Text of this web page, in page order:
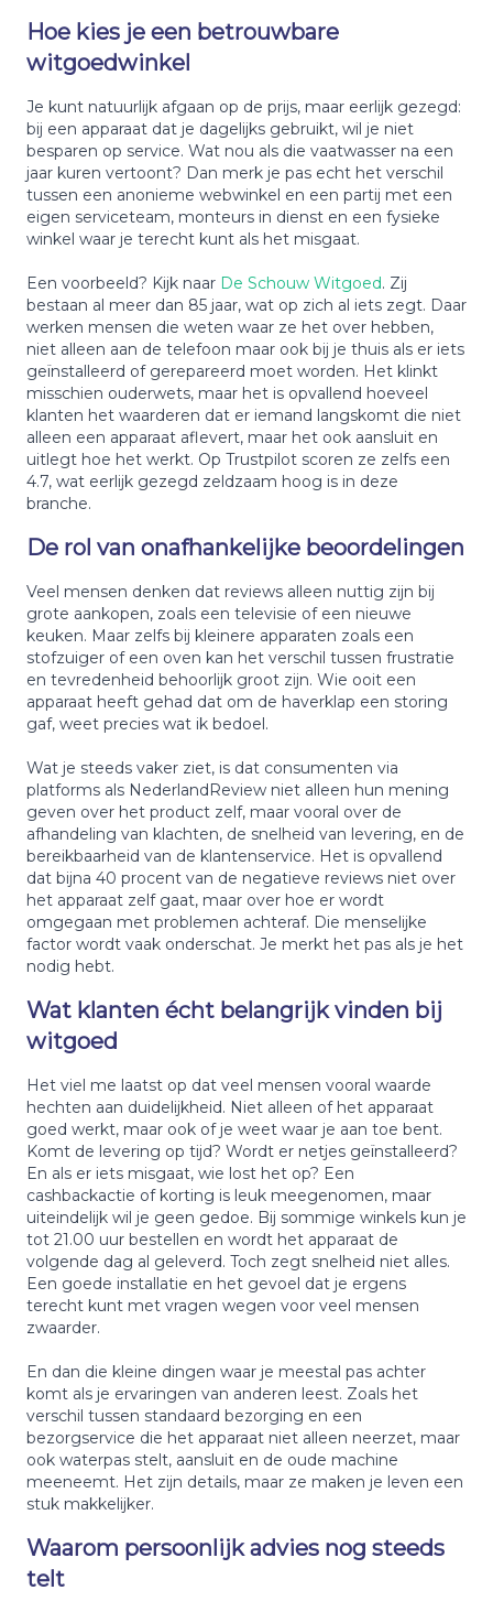
Hoe kies je een betrouwbare
witgoedwinkel
Je kunt natuurlijk afgaan op de prijs, maar eerlijk gezegd:
bij een apparaat dat je dagelijks gebruikt, wil je niet
besparen op service. Wat nou als die vaatwasser na een
jaar kuren vertoont? Dan merk je pas echt het verschil
tussen een anonieme webwinkel en een partij met een
eigen serviceteam, monteurs in dienst en een fysieke
winkel waar je terecht kunt als het misgaat.
Een voorbeeld? Kijk naar De Schouw Witgoed. Zij
bestaan al meer dan 85 jaar, wat op zich al iets zegt. Daar
werken mensen die weten waar ze het over hebben,
niet alleen aan de telefoon maar ook bij je thuis als er iets
geïnstalleerd of gerepareerd moet worden. Het klinkt
misschien ouderwets, maar het is opvallend hoeveel
klanten het waarderen dat er iemand langskomt die niet
alleen een apparaat aflevert, maar het ook aansluit en
uitlegt hoe het werkt. Op Trustpilot scoren ze zelfs een
4.7, wat eerlijk gezegd zeldzaam hoog is in deze
branche.
De rol van onafhankelijke beoordelingen
Veel mensen denken dat reviews alleen nuttig zijn bij
grote aankopen, zoals een televisie of een nieuwe
keuken. Maar zelfs bij kleinere apparaten zoals een
stofzuiger of een oven kan het verschil tussen frustratie
en tevredenheid behoorlijk groot zijn. Wie ooit een
apparaat heeft gehad dat om de haverklap een storing
gaf, weet precies wat ik bedoel.
Wat je steeds vaker ziet, is dat consumenten via
platforms als NederlandReview niet alleen hun mening
geven over het product zelf, maar vooral over de
afhandeling van klachten, de snelheid van levering, en de
bereikbaarheid van de klantenservice. Het is opvallend
dat bijna 40 procent van de negatieve reviews niet over
het apparaat zelf gaat, maar over hoe er wordt
omgegaan met problemen achteraf. Die menselijke
factor wordt vaak onderschat. Je merkt het pas als je het
nodig hebt.
Wat klanten écht belangrijk vinden bij
witgoed
Het viel me laatst op dat veel mensen vooral waarde
hechten aan duidelijkheid. Niet alleen of het apparaat
goed werkt, maar ook of je weet waar je aan toe bent.
Komt de levering op tijd? Wordt er netjes geïnstalleerd?
En als er iets misgaat, wie lost het op? Een
cashbackactie of korting is leuk meegenomen, maar
uiteindelijk wil je geen gedoe. Bij sommige winkels kun je
tot 21.00 uur bestellen en wordt het apparaat de
volgende dag al geleverd. Toch zegt snelheid niet alles.
Een goede installatie en het gevoel dat je ergens
terecht kunt met vragen wegen voor veel mensen
zwaarder.
En dan die kleine dingen waar je meestal pas achter
komt als je ervaringen van anderen leest. Zoals het
verschil tussen standaard bezorging en een
bezorgservice die het apparaat niet alleen neerzet, maar
ook waterpas stelt, aansluit en de oude machine
meeneemt. Het zijn details, maar ze maken je leven een
stuk makkelijker.
Waarom persoonlijk advies nog steeds
telt